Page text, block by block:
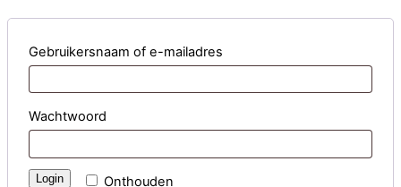
Gebruikersnaam of e-mailadres
Wachtwoord
Onthouden
Login